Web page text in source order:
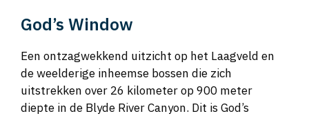
God’s Window
Een ontzagwekkend uitzicht op het Laagveld en
de weelderige inheemse bossen die zich
uitstrekken over 26 kilometer op 900 meter
diepte in de Blyde River Canyon. Dit is God’s